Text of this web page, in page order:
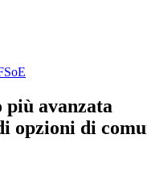
avanzata
opzioni di